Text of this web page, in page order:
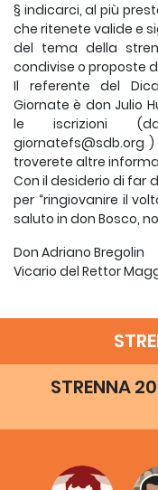
§ indicarci, al più
che ritenete valide e
del tema della
condivise o proposte
Il referente del
Giornate è don Julio
le iscrizioni
giornatefs@sdb.org
troverete altre
Con il desiderio di far
per “ringiovanire il
saluto in don Bosco,
Don Adriano Bregolin
Vicario del Rettor
STRENNA